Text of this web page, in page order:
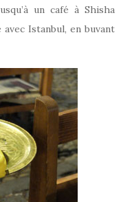
un café à Shisha
Istanbul, en buvant